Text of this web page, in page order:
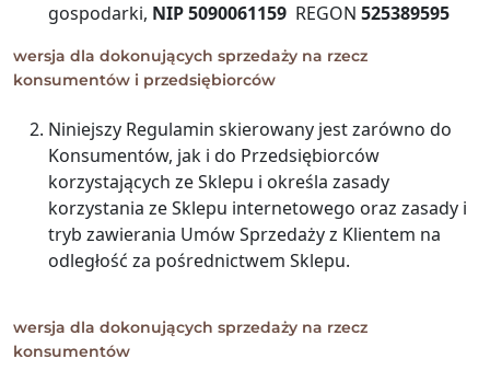
gospodarki, NIP 5090061159 REGON 525389595
wersja dla dokonujących sprzedaży na rzecz
konsumentów i przedsiębiorców
Niniejszy Regulamin skierowany jest zarówno do
Konsumentów, jak i do Przedsiębiorców
korzystających ze Sklepu i określa zasady
korzystania ze Sklepu internetowego oraz zasady i
tryb zawierania Umów Sprzedaży z Klientem na
odległość za pośrednictwem Sklepu.
wersja dla dokonujących sprzedaży na rzecz
konsumentów